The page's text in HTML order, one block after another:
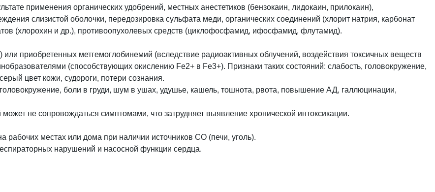
применения органических удобрений, местных анестетиков (бензокаин, лидокаин, прилокаин),
слизистой оболочки, передозировка сульфата меди, органических соединений (хлорит натрия, карбонат
(хлорохин и др.), противоопухолевых средств (циклофосфамид, ифосфамид, флутамид).
приобретенных метгемоглобинемий (вследствие радиоактивных облучений, воздействия токсичных веществ
(способствующих окислению Fe2+ в Fe3+). Признаки таких состояний: слабость, головокружение,
цвет кожи, судороги, потери сознания.
боли в груди, шум в ушах, удушье, кашель, тошнота, рвота, повышение АД, галлюцинации,
не сопровождаться симптомами, что затрудняет выявление хронической интоксикации.
рабочих местах или дома при наличии источников СО (печи, уголь).
нарушений и насосной функции сердца.